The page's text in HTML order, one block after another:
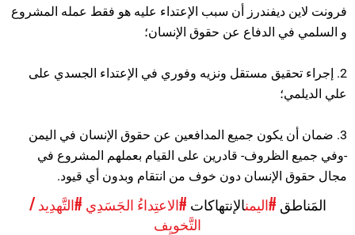
فرونت لاين ديفندرز أن سبب الإعتداء عليه هو فقط عمله المشروع
و السلمي في الدفاع عن حقوق الإنسان؛
2. إجراء تحقيق مستقل ونزيه وفوري في الإعتداء الجسدي على
علي الديلمي؛
3. ضمان أن يكون جميع المدافعين عن حقوق الإنسان في اليمن
-وفي جميع الظروف- قادرين على القيام بعملهم المشروع في
مجال حقوق الإنسان دون خوف من انتقام وبدون أي قيود.
المَناطق #اليمنالإنتهاكات #الاعتِداءُ الجَسَدِي #التَّهدِيد /
التَّخويِف